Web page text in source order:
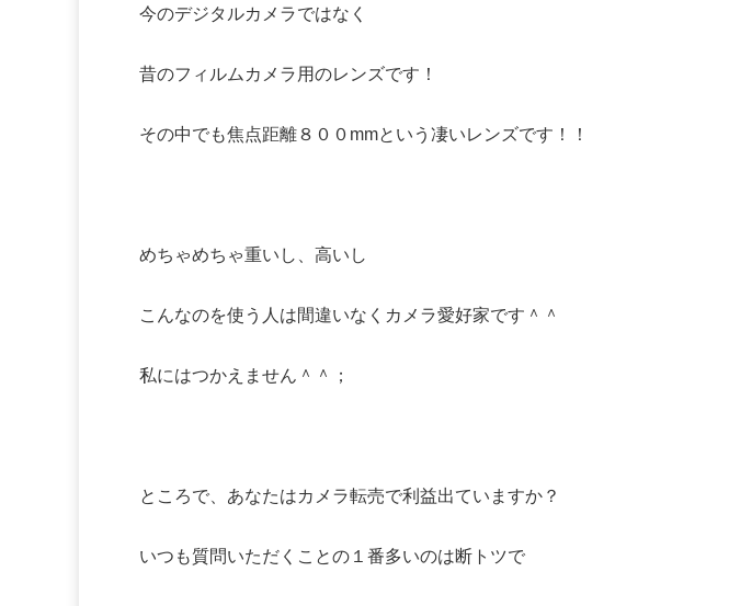
今のデジタルカメラではなく
昔のフィルムカメラ用のレンズです！
その中でも焦点距離８００mmという凄いレンズです！！
めちゃめちゃ重いし、高いし
こんなのを使う人は間違いなくカメラ愛好家です＾＾
私にはつかえません＾＾；
ところで、あなたはカメラ転売で利益出ていますか？
いつも質問いただくことの１番多いのは断トツで